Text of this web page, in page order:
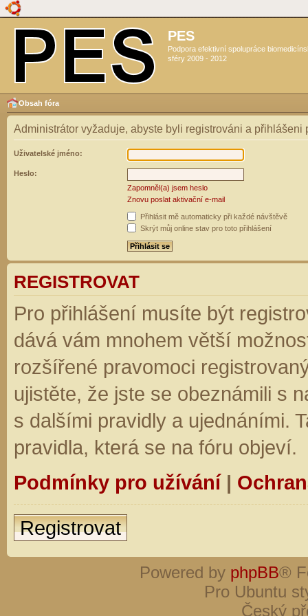
PES
Podpora efektivní spolupráce
sféry 2009 - 2012
Obsah fóra
Administrátor vyžaduje, abyste byli registrováni a přihlášeni
Uživatelské jméno:
Heslo:
Zapomněl(a) jsem heslo
Znovu poslat aktivační e-mail
Přihlásit mě automaticky při každé návštěvě
Skrýt můj online stav pro toto přihlášení
REGISTROVAT
Pro přihlášení musíte být
dává vám mnohem větší
rozšířené pravomoci
ujistěte, že jste se obeznámili s
s dalšími pravidly a ujednáními.
pravidla, která se na fóru objeví.
Podmínky pro užívání|
Registrovat
Powered by phpBB®
Pro Ubuntu
Český